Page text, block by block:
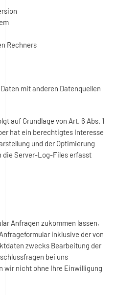
Rechners
mit anderen Datenquellen
auf Grundlage von Art. 6 Abs. 1
hat ein berechtigtes Interesse
und der Optimierung
die Server-Log-Files erfasst
Anfragen zukommen lassen,
inklusive der von
zwecks Bearbeitung der
bei uns
wir nicht ohne Ihre Einwilligung